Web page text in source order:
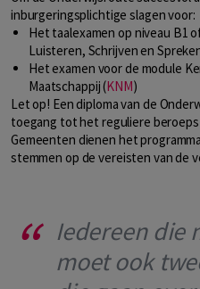
inburgeringsplichtige slagen voor:
Het taalexamen op niveau B1
Luisteren, Schrijven en
Het examen voor de module
Maatschappij (KNM)
Let op! Een diploma van de
toegang tot het reguliere
Gemeenten dienen het
stemmen op de vereisten van de
Iedereen die
moet ook